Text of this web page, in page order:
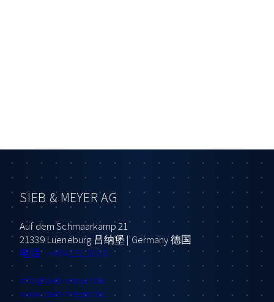
SIEB & MEYER AG
Auf dem Schmaarkamp 21
21339 Lueneburg 吕纳堡 | Germany 德国
电话: +49 4131 203 0
info@sieb-meyer.de
www.sieb-meyer.de